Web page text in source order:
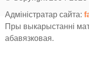
Адміністратар сайта:
Пры выкарыстанні
абавязковая.